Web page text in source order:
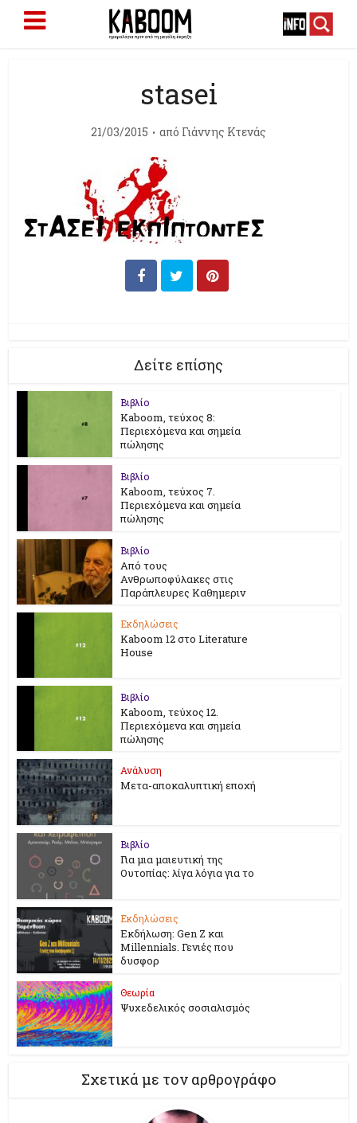
stasei
21/03/2015 από Γιάννης Κτενάς
Δείτε επίσης
Βιβλίο
Kaboom, τεύχος 8:
Περιεχόμενα και σημεία
πώλησης
Βιβλίο
Kaboom, τεύχος 7.
Περιεχόμενα και σημεία
πώλησης
Βιβλίο
Από τους
Ανθρωποφύλακες στις
Παράπλευρες Καθημεριν
Εκδηλώσεις
Kaboom 12 στο Literature
House
Βιβλίο
Kaboom, τεύχος 12.
Περιεχόμενα και σημεία
πώλησης
Ανάλυση
Μετα-αποκαλυπτική εποχή
Βιβλίο
Για μια μαιευτική της
Ουτοπίας: λίγα λόγια για το
Εκδηλώσεις
Εκδήλωση: Gen Z και
Millennials. Γενιές που
δυσφορ
Θεωρία
Ψυχεδελικός σοσιαλισμός
Σχετικά με τον αρθρογράφο